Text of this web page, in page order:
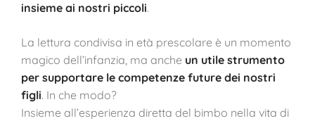
insieme ai nostri piccoli.
La lettura condivisa in età prescolare è un momento
magico dell’infanzia, ma anche un utile strumento
per supportare le competenze future dei nostri
figli. In che modo?
Insieme all’esperienza diretta del bimbo nella vita di